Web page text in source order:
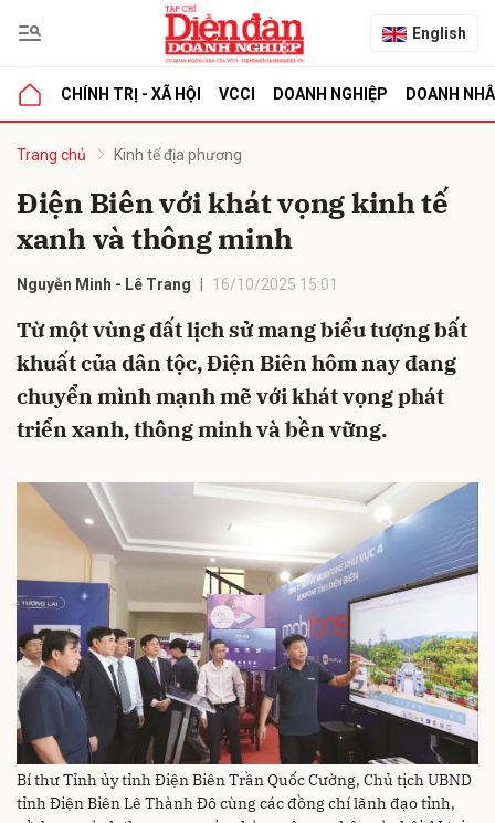
English
CHÍNH TRỊ - XÃ HỘI VCCI DOANH NGHIỆP DOANH
Trang chủ Kinh tế địa phương
Điện Biên với khát vọng kinh tế
xanh và thông minh
Nguyễn Minh - Lê Trang 16/10/2025 15:01
Từ một vùng đất lịch sử mang biểu tượng bất
khuất của dân tộc, Điện Biên hôm nay đang
chuyển mình mạnh mẽ với khát vọng phát
triển xanh, thông minh và bền vững.
Bí thư Tỉnh ủy tỉnh Điện Biên Trần Quốc Cường, Chủ tịch UBND
tỉnh Điện Biên Lê Thành Đô cùng các đồng chí lãnh đạo tỉnh,
luận
Hủy